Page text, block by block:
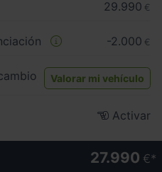
29.990 €
-2.000 €
Valorar mi vehículo
Activar
27.990 €